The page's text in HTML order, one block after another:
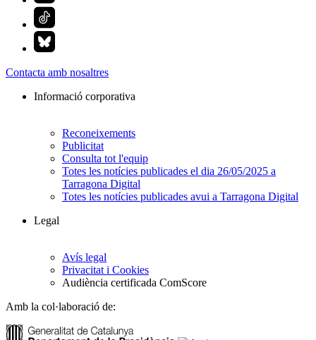
Contacta amb nosaltres
Informació corporativa
Reconeixements
Publicitat
Consulta tot l'equip
Totes les notícies publicades el dia 26/05/2025 a
Tarragona Digital
Totes les notícies publicades avui a Tarragona Digital
Legal
Avís legal
Privacitat i Cookies
Audiència certificada ComScore
Amb la col·laboració de: